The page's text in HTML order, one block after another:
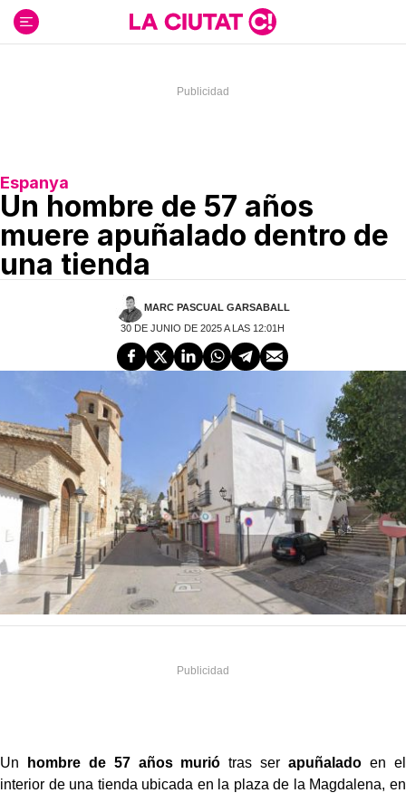
contenido
Espanya
Un hombre de 57 años
muere apuñalado dentro de
una tienda
MARC PASCUAL GARSABALL
30 DE JUNIO DE 2025 A LAS 12:01H
Un hombre de 57 años murió tras serapuñalado en el
interior de una tienda ubicada en la plaza de la Magdalena, en